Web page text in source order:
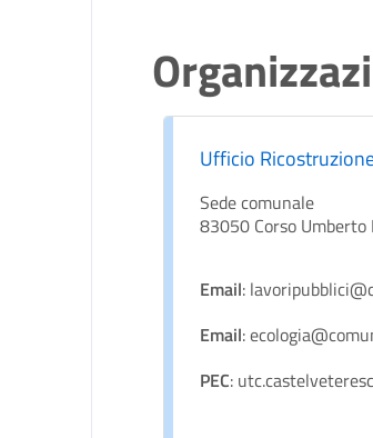
Ufficio
Sede comunale
83050 Corso
Email:
Email:
PEC: